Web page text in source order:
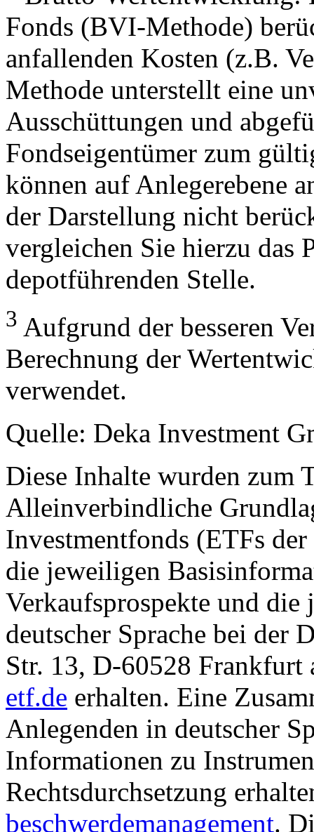
Fonds (BVI-Methode)
anfallenden Kosten (z.B.
Methode unterstellt eine
Ausschüttungen und
Fondseigentümer zum
können auf Anlegerebene
der Darstellung nicht
vergleichen Sie hierzu das
depotführenden Stelle.
3 Aufgrund der besseren
Berechnung der
verwendet.
Quelle: Deka Investment
Diese Inhalte wurden zum
Alleinverbindliche
Investmentfonds (ETFs
die jeweiligen
Verkaufsprospekte und
deutscher Sprache bei der
Str. 13, D-60528
etf.de erhalten. Eine
Anlegenden in deutscher
Informationen zu
Rechtsdurchsetzung
beschwerdemanagement.